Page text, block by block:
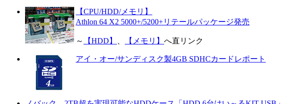
【CPU/HDD/メモリ】
Athlon 64 X2 5000+/5200+リテールパッケージ発売
～ 【HDD】 、 【メモリ】 へ直リンク
アイ・オー/サンディスク製4GB SDHCカードレポート